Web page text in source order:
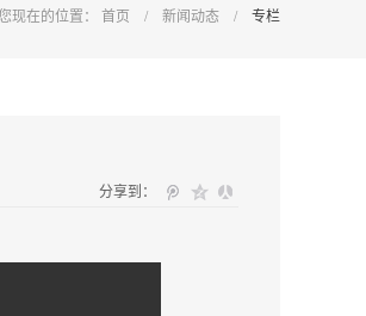
现在的位置： 首页 / 新闻动态 / 专栏
分享到：